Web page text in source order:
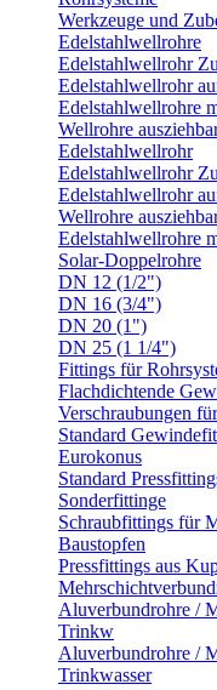
Werkzeuge und
Edelstahlwellrohre
Edelstahlwellrohr
Edelstahlwellrohr
Edelstahlwellrohre
Wellrohre
Edelstahlwellrohr
Edelstahlwellrohr
Edelstahlwellrohr
Wellrohre
Edelstahlwellrohre
Solar-Doppelrohre
DN 12 (1/2")
DN 16 (3/4")
DN 20 (1")
DN 25 (1 1/4")
Fittings für
Flachdichtende
Verschraubungen
Standard
Eurokonus
Standard
Sonderfittinge
Schraubfittings für
Baustopfen
Pressfittings aus
Aluverbundrohre /
Trinkw
Aluverbundrohre /
Trinkwasser